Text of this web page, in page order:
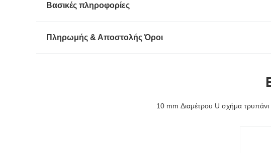
Βασικές πληροφορίες
Πληρωμής & Αποστολής Όροι
10 mm Διαμέτρου U σχήμα τρυπάνι